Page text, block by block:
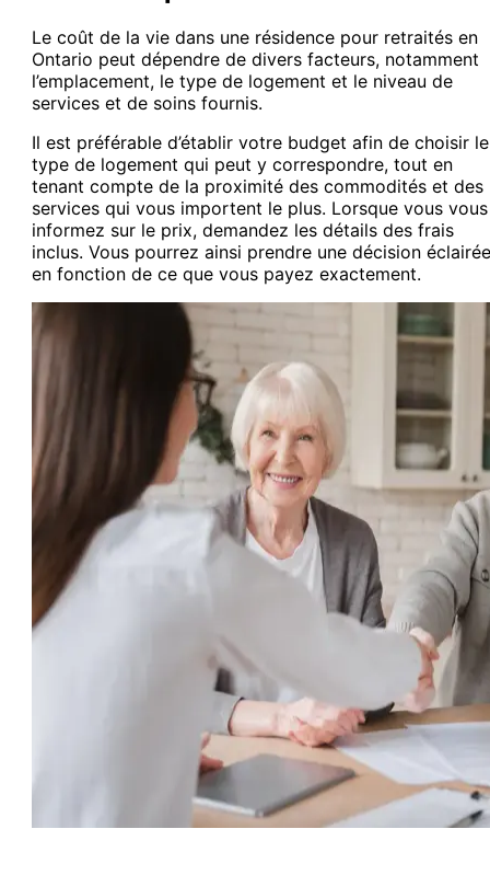
Le coût de la vie dans une résidence pour retraités en
Ontario peut dépendre de divers facteurs, notamment
l’emplacement, le type de logement et le niveau de
services et de soins fournis.
Il est préférable d’établir votre budget afin de choisir le
type de logement qui peut y correspondre, tout en
tenant compte de la proximité des commodités et des
services qui vous importent le plus. Lorsque vous vous
informez sur le prix, demandez les détails des frais
inclus. Vous pourrez ainsi prendre une décision éclairée
en fonction de ce que vous payez exactement.